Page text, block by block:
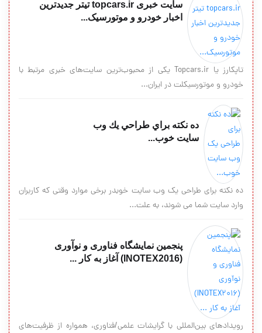
سایت خبری topcars.ir تیتر جدیدترین
اخبار خودرو و موتورسیک...
تاپکارز یا Topcars.ir یکی از محبوب‌ترین سایت‌های خبری مرتبط با
خودرو و موتورسیکلت در ایران...
ده نکته براي طراحي يك وب
سايت خوب...
ده نکته براي طراحي يك وب سايت خوبدر برخي موارد وقتي که کاربران
وارد سايت شما مي شوند، به علت...
پنجمین نمایشگاه فناوری و نوآوری
(INOTEX2016) آغاز به کار ...
رویدادهای بين‌المللى با گرايشات علمی/فناوري، همواره از ظرفیت‌های